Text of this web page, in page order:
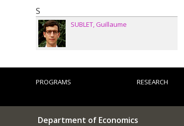
S
SUBLET Guillaume
PROGRAMS RESEARCH
Department of Economics